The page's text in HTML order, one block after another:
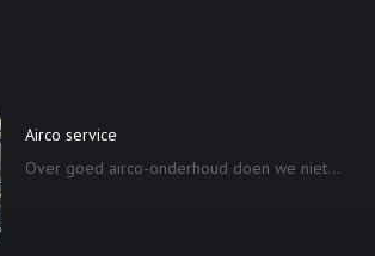
Airco service
Over goed airco-onderhoud doen we niet...